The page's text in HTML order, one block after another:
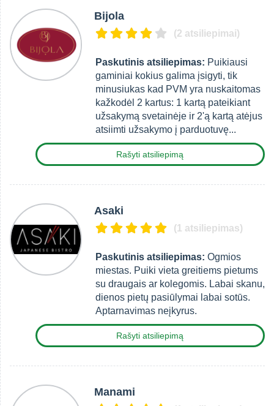
Bijola
(2 atsiliepimai)
Paskutinis atsiliepimas: Puikiausi
gaminiai kokius galima įsigyti, tik
minusiukas kad PVM yra nuskaitomas
kažkodėl 2 kartus: 1 kartą pateikiant
užsakymą svetainėje ir 2'ą kartą atėjus
atsiimti užsakymo į parduotuvę...
Rašyti atsiliepimą
Asaki
(1 atsiliepimas)
Paskutinis atsiliepimas: Ogmios
miestas. Puiki vieta greitiems pietums
su draugais ar kolegomis. Labai skanu,
dienos pietų pasiūlymai labai sotūs.
Aptarnavimas neįkyrus.
Rašyti atsiliepimą
Manami